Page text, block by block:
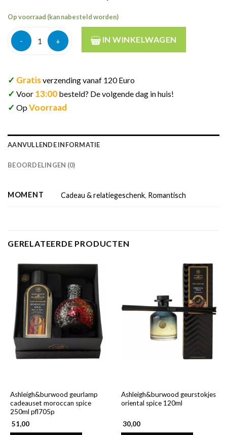
Op voorraad (kan nabesteld worden)
Ashleigh&burwood geurlamp cadeauset moroccan spice
IN WINKELWAGEN
✓ Gratisverzending vanaf 120 Euro
✓ Voor 13:00 besteld? De volgende dag in huis!
✓ OpVoorraad
AANVULLENDE INFORMATIE
BEOORDELINGEN (0)
MOMENT Cadeau & relatiegeschenk, Romantisch
GERELATEERDE PRODUCTEN
Ashleigh&burwood geurlamp
cadeauset moroccan spice
250ml pfl705p
51,00
Ashleigh&burwood geurstokjes
oriental spice 120ml
30,00